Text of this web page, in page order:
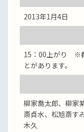
2013年1月4日
15：00上がり ※
とがあります。
柳家喬太郎、柳家
斎貞水、松旭斎す
木久